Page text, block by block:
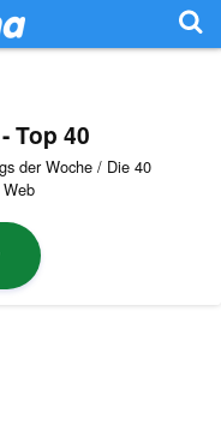
Top 40
der Woche / Die 40